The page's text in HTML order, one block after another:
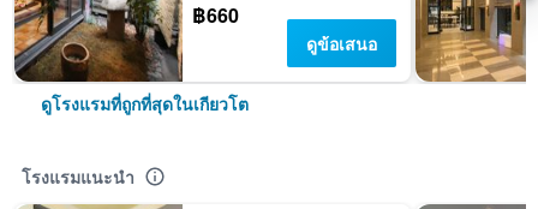
฿660
ดูข้อเสนอ
ดูโรงแรมที่ถูกที่สุดในเกียวโต
โรงแรมแนะนำ